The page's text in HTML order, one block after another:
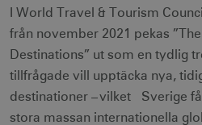
I World Travel & Tourism
från november 2021 pekas
Destinations” ut som en tydlig
tillfrågade vill upptäcka nya,
destinationer – vilket Sverige
stora massan internationella